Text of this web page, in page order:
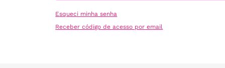
Esqueci minha senha
Receber código de acesso por email